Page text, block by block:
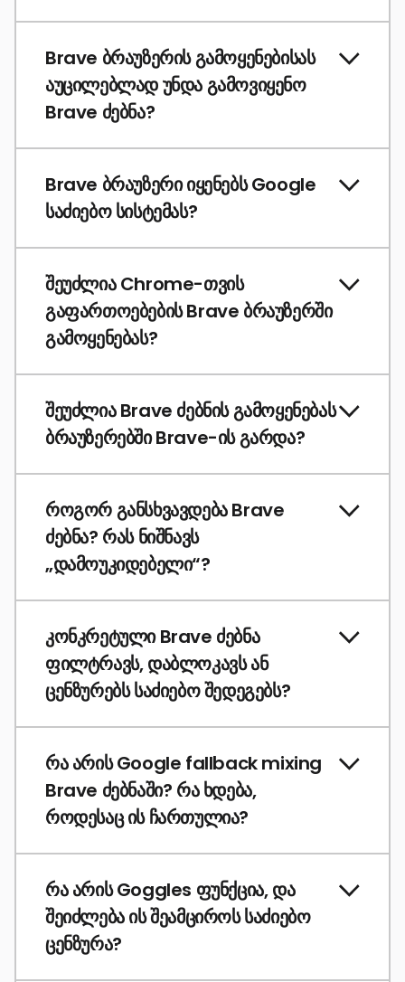
Brave ბრაუზერის გამოყენებისას
აუცილებლად უნდა გამოვიყენო
Brave ძებნა?
Brave ბრაუზერი იყენებს Google
საძიებო სისტემას?
შეუძლია Chrome-თვის
გაფართოებების Brave ბრაუზერში
გამოყენებას?
შეუძლია Brave ძებნის გამოყენებას
ბრაუზერებში Brave-ის გარდა?
როგორ განსხვავდება Brave
ძებნა? რას ნიშნავს
„დამოუკიდებელი“?
კონკრეტული Brave ძებნა
ფილტრავს, დაბლოკავს ან
ცენზურებს საძიებო შედეგებს?
რა არის Google fallback mixing
Brave ძებნაში? რა ხდება,
როდესაც ის ჩართულია?
რა არის Goggles ფუნქცია, და
შეიძლება ის შეამციროს საძიებო
ცენზურა?